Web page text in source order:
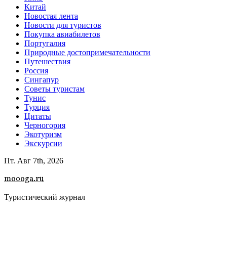
Китай
Новостая лента
Новости для туристов
Покупка авиабилетов
Португалия
Природные достопримечательности
Путешествия
Россия
Сингапур
Советы туристам
Тунис
Турция
Цитаты
Черногория
Экотуризм
Экскурсии
Пт. Авг 7th, 2026
moooga.ru
Туристический журнал